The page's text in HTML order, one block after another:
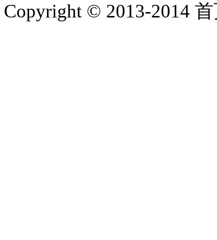
Copyright © 2013-2014